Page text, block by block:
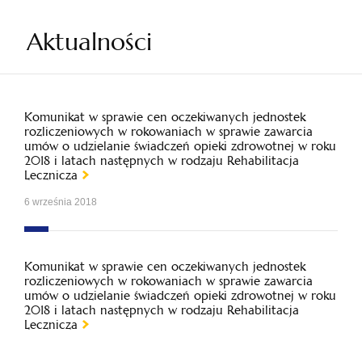
Aktualności
Komunikat w sprawie cen oczekiwanych jednostek
rozliczeniowych w rokowaniach w sprawie zawarcia
umów o udzielanie świadczeń opieki zdrowotnej w roku
2018 i latach następnych w rodzaju Rehabilitacja
Lecznicza
6 września 2018
Komunikat w sprawie cen oczekiwanych jednostek
rozliczeniowych w rokowaniach w sprawie zawarcia
umów o udzielanie świadczeń opieki zdrowotnej w roku
2018 i latach następnych w rodzaju Rehabilitacja
Lecznicza